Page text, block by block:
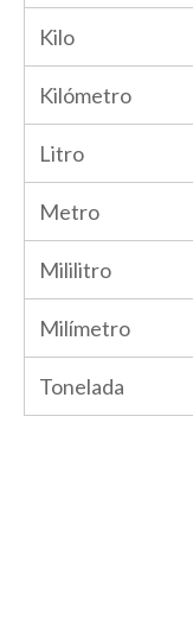
Kilo
Kilómetro
Litro
Metro
Mililitro
Milímetro
Tonelada